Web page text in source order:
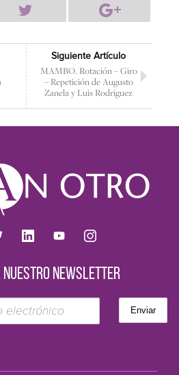
Siguiente Artículo
MAMBO. Rotación – Giro
– Repetición de Augusto
Zanela y Luis Rodriguez
NEWSLETTER